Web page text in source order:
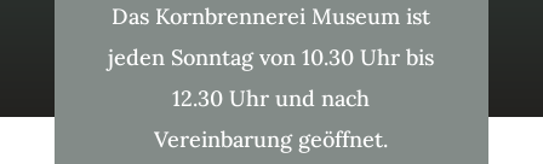
Das Kornbrennerei Museum ist
jeden Sonntag von 10.30 Uhr bis
12.30 Uhr und nach
Vereinbarung geöffnet.